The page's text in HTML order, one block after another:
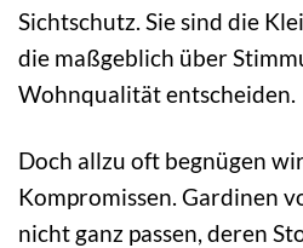
Sichtschutz. Sie sind die
die maßgeblich über
Wohnqualität entscheiden.
Doch allzu oft begnügen
Kompromissen. Gardinen
nicht ganz passen, deren